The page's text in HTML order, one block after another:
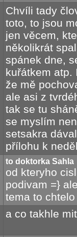
Chvíli tady
toto, to jsou
jen věcem,
několikrát
spánek dne,
kuřátkem atp.
že mě
ale asi z
tak se tu
se myslím
setsakra
přílohu k
to doktorka Sahla
od kteryho
podivam =}
tema to chtelo
a co takhle